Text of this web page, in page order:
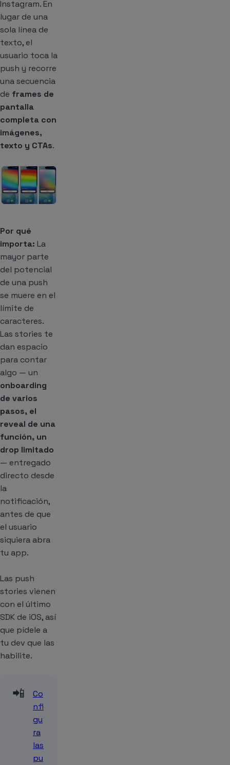
Instagram. En
lugar de una
sola línea de
texto, el
usuario toca la
push y recorre
una secuencia
de frames de
pantalla
completa con
imágenes,
texto y CTAs.
Por qué
importa: La
mayor parte
del potencial
de una push
se muere en el
límite de
caracteres.
Las stories te
dan espacio
para contar
algo — un
onboarding
de varios
pasos, el
reveal de una
función, un
drop limitado
— entregado
directo desde
la
notificación,
antes de que
el usuario
siquiera abra
tu app.
Las push
stories vienen
con el último
SDK de iOS, así
que pídele a
tu dev que las
habilite.
📲
Co
nfi
gu
ra
las
pu